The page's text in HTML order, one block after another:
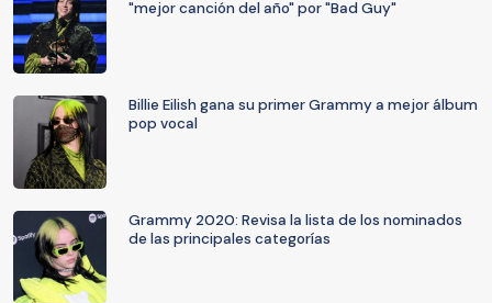
"mejor canción del año" por "Bad Guy"
Billie Eilish gana su primer Grammy a mejor álbum
pop vocal
Grammy 2020: Revisa la lista de los nominados
de las principales categorías